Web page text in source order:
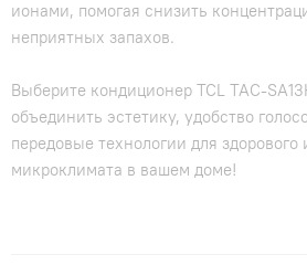
ионами, помогая снизить
неприятных запахов.
Выберите кондиционер TCL TAC-
объединить эстетику, удобство
передовые технологии для
микроклимата в вашем доме!